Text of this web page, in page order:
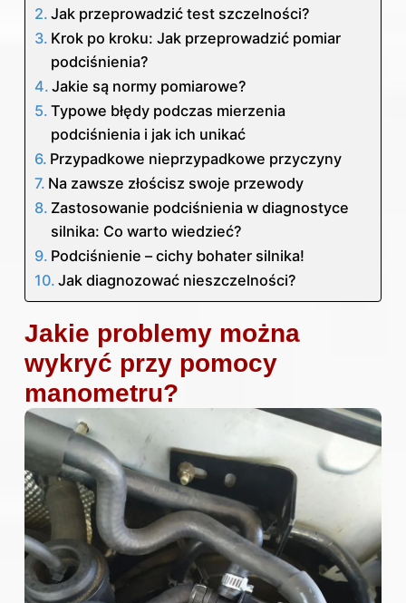
Jak przeprowadzić test szczelności?
Krok po kroku: Jak przeprowadzić pomiar
podciśnienia?
Jakie są normy pomiarowe?
Typowe błędy podczas mierzenia
podciśnienia i jak ich unikać
Przypadkowe nieprzypadkowe przyczyny
Na zawsze złościsz swoje przewody
Zastosowanie podciśnienia w diagnostyce
silnika: Co warto wiedzieć?
Podciśnienie – cichy bohater silnika!
Jak diagnozować nieszczelności?
Jakie problemy można
wykryć przy pomocy
manometru?